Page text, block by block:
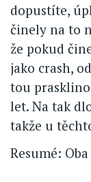
dopustíte,
činely na to
že pokud
jako crash,
tou
let. Na tak
takže u
Resumé: